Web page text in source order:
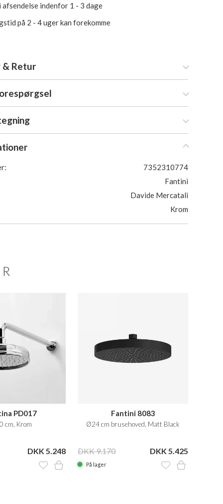
indenfor 1 - 3 dage
på 2 - 4 uger kan forekomme
& Retur
7352310774
Fantini
Davide Mercatali
Krom
PD017
cm, Krom
DKK 5.248
Fantini 8083
Ø24 cm brusehoved, Matt Black
DKK 9.170 DKK 5.425
På lager